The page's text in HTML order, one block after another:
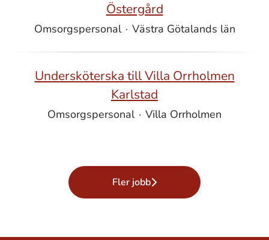
Östergård
Omsorgspersonal · Västra Götalands län
Undersköterska till Villa Orrholmen
Karlstad
Omsorgspersonal · Villa Orrholmen
Fler jobb